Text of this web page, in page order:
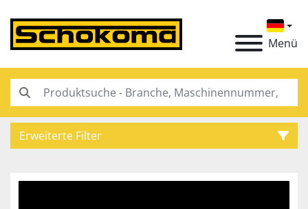
Menü
Erweiterte Filter